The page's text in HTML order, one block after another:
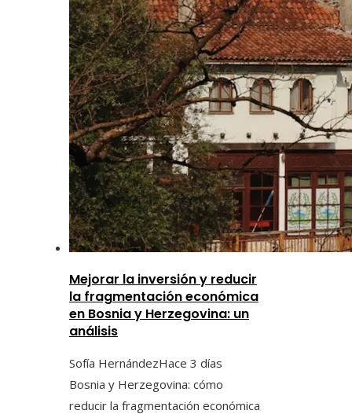
Mejorar la inversión y reducir
la fragmentación económica
en Bosnia y Herzegovina: un
análisis
Sofía HernándezHace 3 días
Bosnia y Herzegovina: cómo
reducir la fragmentación económica